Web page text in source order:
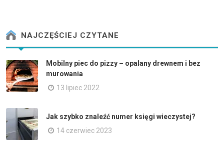
NAJCZĘŚCIEJ CZYTANE
Mobilny piec do pizzy – opalany drewnem i bez
murowania
13 lipiec 2022
Jak szybko znaleźć numer księgi wieczystej?
14 czerwiec 2023